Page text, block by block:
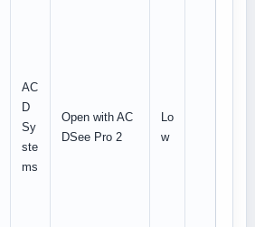
AC
D
Sy
ste
ms
Open with AC
DSee Pro 2
Lo
w